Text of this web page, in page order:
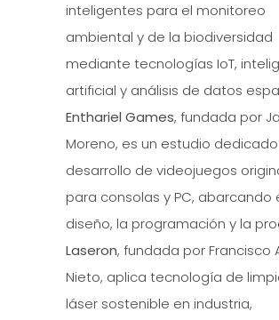
inteligentes para el monitoreo
ambiental y de la biodiversidad
mediante tecnologías IoT,
artificial y análisis de datos
Enthariel Games, fundada por
Moreno, es un estudio
desarrollo de videojuegos
para consolas y PC, abarcando
diseño, la programación y la
Laseron, fundada por Francisco
Nieto, aplica tecnología de
láser sostenible en industria,